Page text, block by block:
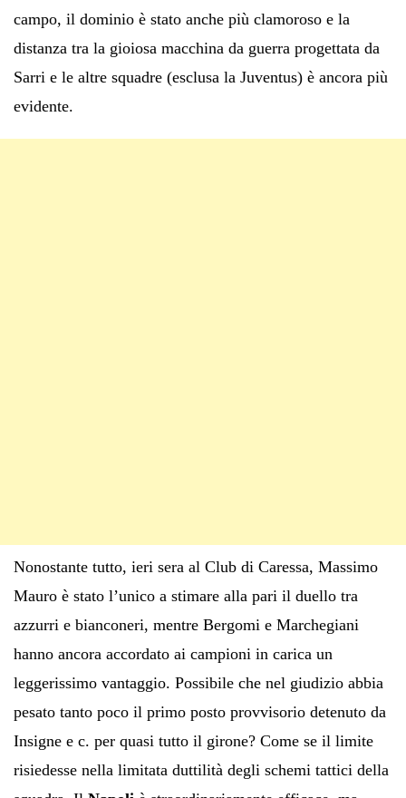
campo, il dominio è stato anche più clamoroso e la
distanza tra la gioiosa macchina da guerra progettata da
Sarri e le altre squadre (esclusa la Juventus) è ancora più
evidente.
Nonostante tutto, ieri sera al Club di Caressa, Massimo
Mauro è stato l’unico a stimare alla pari il duello tra
azzurri e bianconeri, mentre Bergomi e Marchegiani
hanno ancora accordato ai campioni in carica un
leggerissimo vantaggio. Possibile che nel giudizio abbia
pesato tanto poco il primo posto provvisorio detenuto da
Insigne e c. per quasi tutto il girone? Come se il limite
risiedesse nella limitata duttilità degli schemi tattici della